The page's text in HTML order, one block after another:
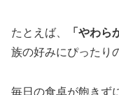
たとえば、 「やわら
族の好みにぴったり
毎日の食卓が飽きず